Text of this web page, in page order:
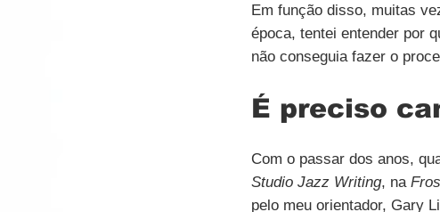
Em função disso, muitas
época, tentei entender por
não conseguia fazer o
É preciso
Com o passar dos anos,
Studio Jazz Writing, na
pelo meu orientador, Gary